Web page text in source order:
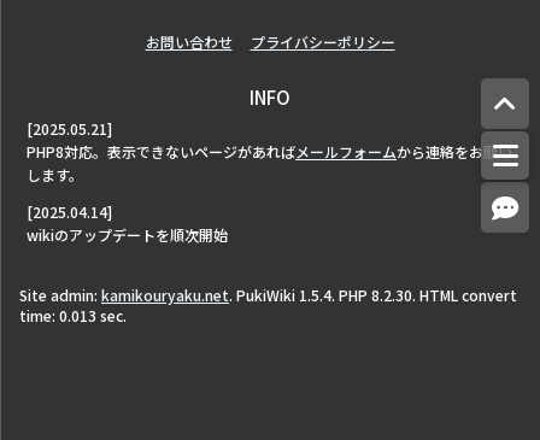
お問い合わせ プライバシーポリシー
INFO
[2025.05.21]
PHP8対応。表示できないページがあればメールフォームから連絡をお願い
します。
[2025.04.14]
wikiのアップデートを順次開始
Site admin: kamikouryaku.net. PukiWiki 1.5.4. PHP 8.2.30. HTML convert
time: 0.013 sec.